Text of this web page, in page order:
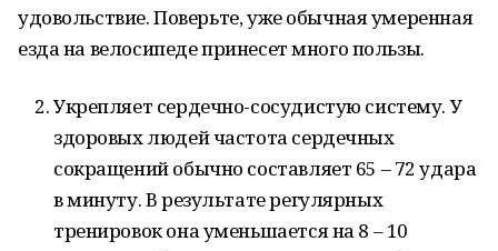
удовольствие. Поверьте, уже обычная умеренная
езда на велосипеде принесет много пользы.
Укрепляет сердечно-сосудистую систему. У
здоровых людей частота сердечных
сокращений обычно составляет 65 – 72 удара
в минуту. В результате регулярных
тренировок она уменьшается на 8 – 10